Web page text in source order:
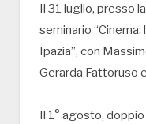
Il 31 luglio, presso
seminario “Cinema:
Ipazia”, con
Gerarda Fattoruso
Il 1° agosto,